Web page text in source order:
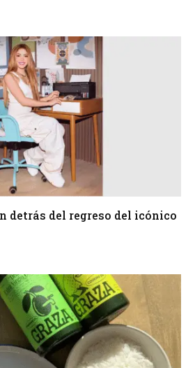
detrás del regreso del icónico